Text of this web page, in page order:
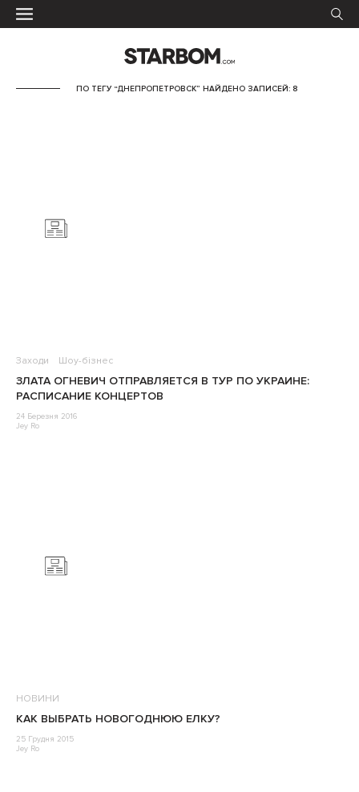
ПО ТЕГУ “ДНЕПРОПЕТРОВСК” НАЙДЕНО ЗАПИСЕЙ: 8
Заходи Шоу-бізнес
ЗЛАТА ОГНЕВИЧ ОТПРАВЛЯЕТСЯ В ТУР ПО УКРАИНЕ:
РАСПИСАНИЕ КОНЦЕРТОВ
24 Березня 2016
Jey Ro
НОВИНИ
КАК ВЫБРАТЬ НОВОГОДНЮЮ ЕЛКУ?
25 Грудня 2015
Jey Ro